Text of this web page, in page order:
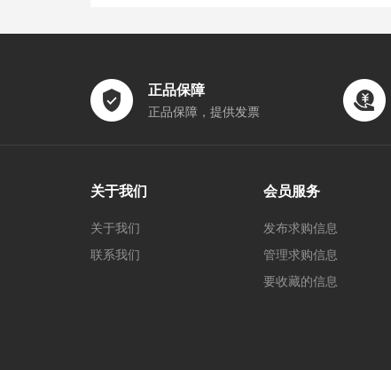
正品保障
正品保障，提供发票
关于我们
关于我们
联系我们
会员服务
发布求购信息
管理求购信息
要收藏的信息